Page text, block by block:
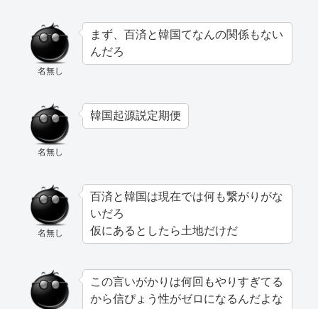
名無し
まず、百済と韓国てなんの関係もない
んだろ
名無し
韓国起源説定期便
名無し
百済と韓国は現在では何も繋がりがな
いだろ
仮にあるとしたら土地だけだ
この言いがかりは何回もやりすぎてる
から信ぴょう性がゼロになるんだよな